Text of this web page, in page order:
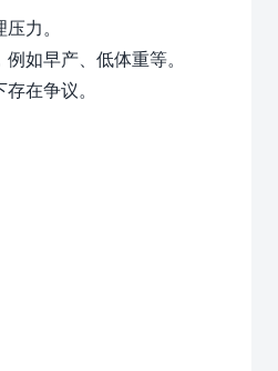
力。
如早产、低体重等。
在争议。